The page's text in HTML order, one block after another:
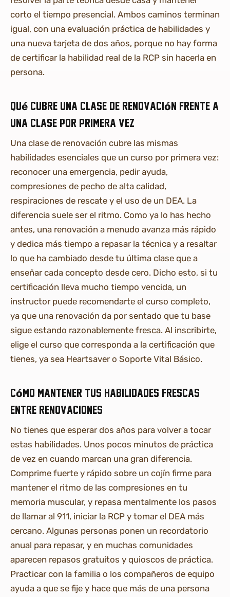
corto el tiempo presencial. Ambos caminos terminan
igual, con una evaluación práctica de habilidades y
una nueva tarjeta de dos años, porque no hay forma
de certificar la habilidad real de la RCP sin hacerla en
persona.
Qué cubre una clase de renovación frente a
una clase por primera vez
Una clase de renovación cubre las mismas
habilidades esenciales que un curso por primera vez:
reconocer una emergencia, pedir ayuda,
compresiones de pecho de alta calidad,
respiraciones de rescate y el uso de un DEA. La
diferencia suele ser el ritmo. Como ya lo has hecho
antes, una renovación a menudo avanza más rápido
y dedica más tiempo a repasar la técnica y a resaltar
lo que ha cambiado desde tu última clase que a
enseñar cada concepto desde cero. Dicho esto, si tu
certificación lleva mucho tiempo vencida, un
instructor puede recomendarte el curso completo,
ya que una renovación da por sentado que tu base
sigue estando razonablemente fresca. Al inscribirte,
elige el curso que corresponda a la certificación que
tienes, ya sea Heartsaver o Soporte Vital Básico.
Cómo mantener tus habilidades frescas
entre renovaciones
No tienes que esperar dos años para volver a tocar
estas habilidades. Unos pocos minutos de práctica
de vez en cuando marcan una gran diferencia.
Comprime fuerte y rápido sobre un cojín firme para
mantener el ritmo de las compresiones en tu
memoria muscular, y repasa mentalmente los pasos
de llamar al 911, iniciar la RCP y tomar el DEA más
cercano. Algunas personas ponen un recordatorio
anual para repasar, y en muchas comunidades
aparecen repasos gratuitos y quioscos de práctica.
Practicar con la familia o los compañeros de equipo
ayuda a que se fije y hace que más de una persona